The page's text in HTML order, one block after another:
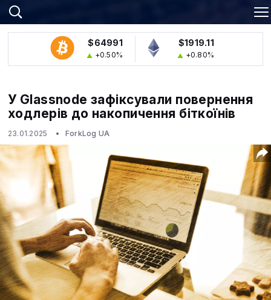
$64991
+0.50%
$1919.11
+0.80%
У Glassnode зафіксували повернення
ходлерів до накопичення біткоїнів
23.01.2025 ForkLog UA